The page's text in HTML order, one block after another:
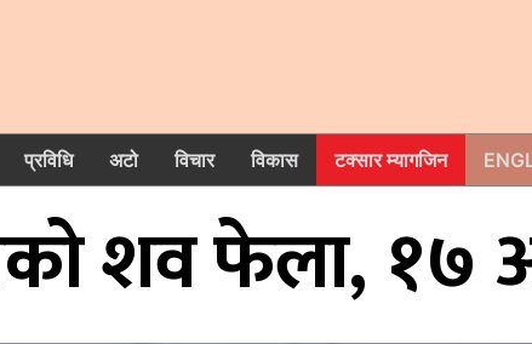
प्रविधि अटो विचार विकास टक्सार म्यागजिन
शव फेला, १७